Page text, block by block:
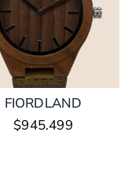
FIORDLAND
$945.499